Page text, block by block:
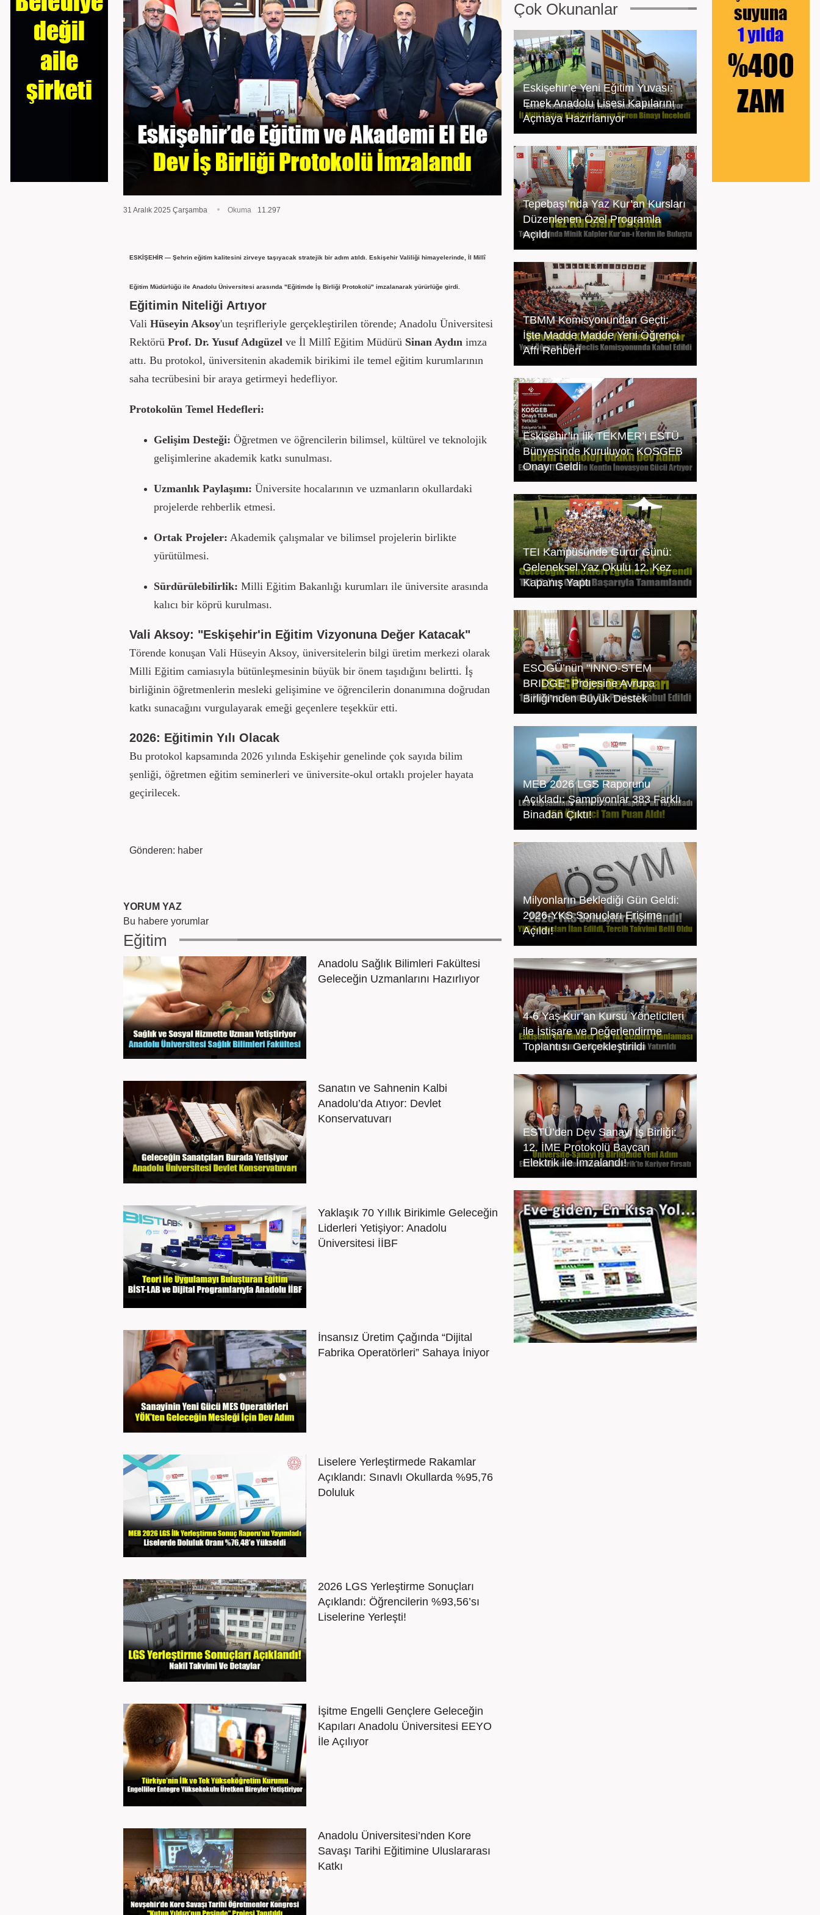
31 Aralık 2025 Çarşamba Okuma 11.297
ESKİŞEHİR — Şehrin eğitim kalitesini zirveye taşıyacak stratejik bir adım atıldı. Eskişehir Valiliği himayelerinde, İl Millî
Eğitim Müdürlüğü ile Anadolu Üniversitesi arasında "Eğitimde İş Birliği Protokolü" imzalanarak yürürlüğe girdi.
Eğitimin Niteliği Artıyor
Vali Hüseyin Aksoy'un teşrifleriyle gerçekleştirilen törende; Anadolu Üniversitesi
Rektörü Prof. Dr. Yusuf Adıgüzel ve İl Millî Eğitim Müdürü Sinan Aydın imza
attı. Bu protokol, üniversitenin akademik birikimi ile temel eğitim kurumlarının
saha tecrübesini bir araya getirmeyi hedefliyor.
Protokolün Temel Hedefleri:
Gelişim Desteği: Öğretmen ve öğrencilerin bilimsel, kültürel ve teknolojik
gelişimlerine akademik katkı sunulması.
Uzmanlık Paylaşımı: Üniversite hocalarının ve uzmanların okullardaki
projelerde rehberlik etmesi.
Ortak Projeler: Akademik çalışmalar ve bilimsel projelerin birlikte
yürütülmesi.
Sürdürülebilirlik: Milli Eğitim Bakanlığı kurumları ile üniversite arasında
kalıcı bir köprü kurulması.
Vali Aksoy: "Eskişehir'in Eğitim Vizyonuna Değer Katacak"
Törende konuşan Vali Hüseyin Aksoy, üniversitelerin bilgi üretim merkezi olarak
Milli Eğitim camiasıyla bütünleşmesinin büyük bir önem taşıdığını belirtti. İş
birliğinin öğretmenlerin mesleki gelişimine ve öğrencilerin donanımına doğrudan
katkı sunacağını vurgulayarak emeği geçenlere teşekkür etti.
2026: Eğitimin Yılı Olacak
Bu protokol kapsamında 2026 yılında Eskişehir genelinde çok sayıda bilim
şenliği, öğretmen eğitim seminerleri ve üniversite-okul ortaklı projeler hayata
geçirilecek.
Gönderen: haber
YORUM YAZ
Bu habere yorumlar
Eğitim
Anadolu Sağlık Bilimleri Fakültesi
Geleceğin Uzmanlarını Hazırlıyor
Sanatın ve Sahnenin Kalbi
Anadolu’da Atıyor: Devlet
Konservatuvarı
Yaklaşık 70 Yıllık Birikimle Geleceğin
Liderleri Yetişiyor: Anadolu
Üniversitesi İİBF
İnsansız Üretim Çağında “Dijital
Fabrika Operatörleri” Sahaya İniyor
Liselere Yerleştirmede Rakamlar
Açıklandı: Sınavlı Okullarda %95,76
Doluluk
2026 LGS Yerleştirme Sonuçları
Açıklandı: Öğrencilerin %93,56’sı
Liselerine Yerleşti!
İşitme Engelli Gençlere Geleceğin
Kapıları Anadolu Üniversitesi EEYO
İle Açılıyor
Anadolu Üniversitesi’nden Kore
Savaşı Tarihi Eğitimine Uluslararası
Katkı
Çok Okunanlar
Eskişehir’e Yeni Eğitim Yuvası:
Emek Anadolu Lisesi Kapılarını
Açmaya Hazırlanıyor
Tepebaşı’nda Yaz Kur’an Kursları
Düzenlenen Özel Programla
Açıldı
TBMM Komisyonundan Geçti:
İşte Madde Madde Yeni Öğrenci
Affı Rehberi
Eskişehir’in İlk TEKMER’i ESTÜ
Bünyesinde Kuruluyor: KOSGEB
Onayı Geldi
TEI Kampüsünde Gurur Günü:
Geleneksel Yaz Okulu 12. Kez
Kapanış Yaptı
ESOGÜ’nün "INNO-STEM
BRIDGE" Projesine Avrupa
Birliği’nden Büyük Destek
MEB 2026 LGS Raporunu
Açıkladı: Şampiyonlar 383 Farklı
Binadan Çıktı!
Milyonların Beklediği Gün Geldi:
2026-YKS Sonuçları Erişime
Açıldı!
4-6 Yaş Kur’an Kursu Yöneticileri
ile İstişare ve Değerlendirme
Toplantısı Gerçekleştirildi
ESTÜ’den Dev Sanayi İş Birliği:
12. İME Protokolü Baycan
Elektrik ile İmzalandı!